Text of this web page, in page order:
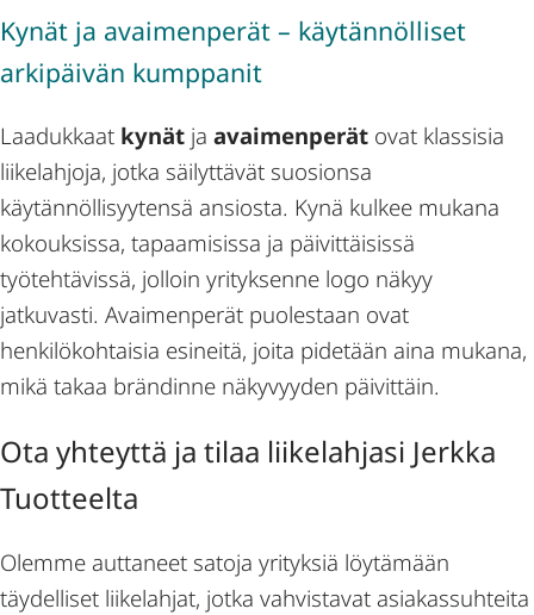
Kynät ja avaimenperät – käytännölliset
arkipäivän kumppanit
Laadukkaat kynät ja avaimenperät ovat klassisia
liikelahjoja, jotka säilyttävät suosionsa
käytännöllisyytensä ansiosta. Kynä kulkee mukana
kokouksissa, tapaamisissa ja päivittäisissä
työtehtävissä, jolloin yrityksenne logo näkyy
jatkuvasti. Avaimenperät puolestaan ovat
henkilökohtaisia esineitä, joita pidetään aina mukana,
mikä takaa brändinne näkyvyyden päivittäin.
Ota yhteyttä ja tilaa liikelahjasi Jerkka
Tuotteelta
Olemme auttaneet satoja yrityksiä löytämään
täydelliset liikelahjat, jotka vahvistavat asiakassuhteita